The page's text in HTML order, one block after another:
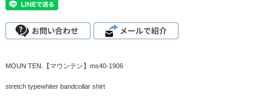
MOUN TEN.【マウンテン】ms40-1906
stretch typewhiter bandcollar shirt